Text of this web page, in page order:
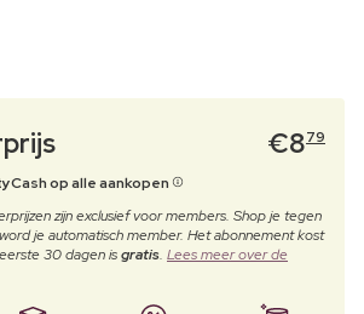
€879
op alle aankopen
zijn exclusief voor members. Shop je tegen
je automatisch member. Het abonnement kost
30 dagen isgratis. Lees meer over de